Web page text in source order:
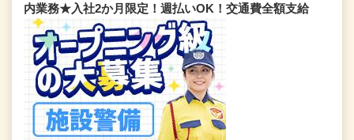
内業務★入社2か月限定！週払いOK！交通費全額支給